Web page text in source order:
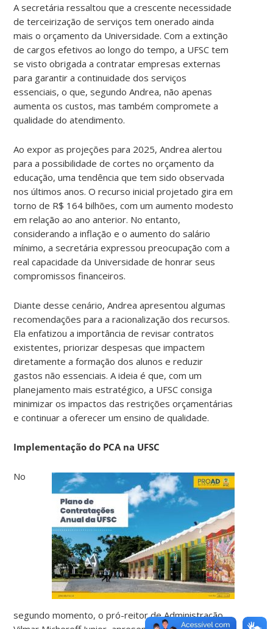
A secretária ressaltou que a crescente necessidade
de terceirização de serviços tem onerado ainda
mais o orçamento da Universidade. Com a extinção
de cargos efetivos ao longo do tempo, a UFSC tem
se visto obrigada a contratar empresas externas
para garantir a continuidade dos serviços
essenciais, o que, segundo Andrea, não apenas
aumenta os custos, mas também compromete a
qualidade do atendimento.
Ao expor as projeções para 2025, Andrea alertou
para a possibilidade de cortes no orçamento da
educação, uma tendência que tem sido observada
nos últimos anos. O recurso inicial projetado gira em
torno de R$ 164 bilhões, com um aumento modesto
em relação ao ano anterior. No entanto,
considerando a inflação e o aumento do salário
mínimo, a secretária expressou preocupação com a
real capacidade da Universidade de honrar seus
compromissos financeiros.
Diante desse cenário, Andrea apresentou algumas
recomendações para a racionalização dos recursos.
Ela enfatizou a importância de revisar contratos
existentes, priorizar despesas que impactem
diretamente a formação dos alunos e reduzir
gastos não essenciais. A ideia é que, com um
planejamento mais estratégico, a UFSC consiga
minimizar os impactos das restrições orçamentárias
e continuar a oferecer um ensino de qualidade.
Implementação do PCA na UFSC
No
segundo momento, o pró-reitor de Administração,